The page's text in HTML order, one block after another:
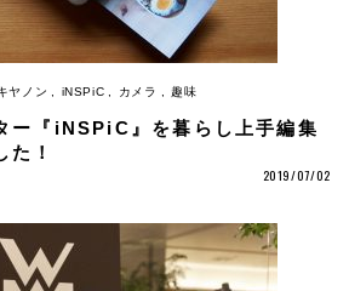
ヤノン iNSPiC カメラ 趣味
ー『iNSPiC』を暮らし上手編集
た！
2019/07/02